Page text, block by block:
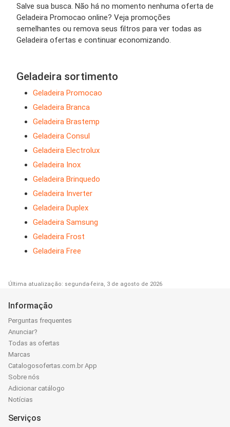
Salve sua busca. Não há no momento nenhuma oferta de
Geladeira Promocao online? Veja promoções
semelhantes ou remova seus filtros para ver todas as
Geladeira ofertas e continuar economizando.
Geladeira sortimento
Geladeira Promocao
Geladeira Branca
Geladeira Brastemp
Geladeira Consul
Geladeira Electrolux
Geladeira Inox
Geladeira Brinquedo
Geladeira Inverter
Geladeira Duplex
Geladeira Samsung
Geladeira Frost
Geladeira Free
Última atualização: segunda-feira, 3 de agosto de 2026
Informação
Perguntas frequentes
Anunciar?
Todas as ofertas
Marcas
Catalogosofertas.com.br App
Sobre nós
Adicionar catálogo
Notícias
Serviços